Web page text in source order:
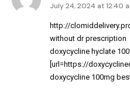
July 24, 2024 at 12:40
http://
without dr prescription
doxycycline hyclate
[url=https://
doxycycline 100mg